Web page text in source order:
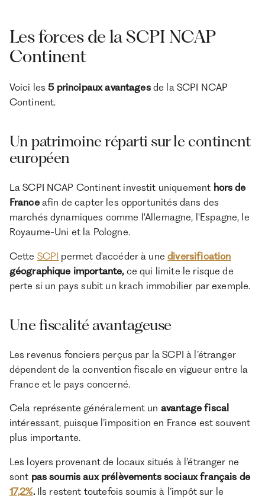
Les forces de la SCPI NCAP
Continent
Voici les 5 principaux avantagesde la SCPI NCAP
Continent.
Un patrimoine réparti sur le continent
européen
La SCPI NCAP Continent investit uniquement hors de
France afin de capter les opportunités dans des
marchés dynamiques comme l'Allemagne, l'Espagne, le
Royaume-Uni et la Pologne.
Cette SCPI permet d'accéder à unediversification
géographique importante, ce qui limite le risque de
perte si un pays subit un krach immobilier par exemple.
Une fiscalité avantageuse
Les revenus fonciers perçus par la SCPI à l’étranger
dépendent de la convention fiscale en vigueur entre la
France et le pays concerné.
Cela représente généralement un avantage fiscal
intéressant, puisque l’imposition en France est souvent
plus importante.
Les loyers provenant de locaux situés à l’étranger ne
sont pas soumis aux prélèvements sociaux français de
17,2%.Ils restent toutefois soumis à l’impôt sur le